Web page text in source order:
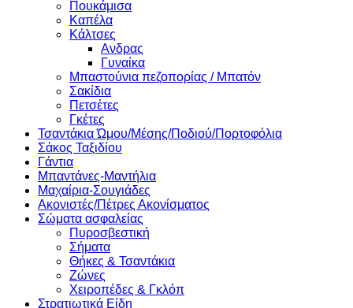
Πουκάμισα
Καπέλα
Κάλτσες
Ανδρας
Γυναίκα
Μπαστούνια πεζοπορίας / Μπατόν
Σακίδια
Πετσέτες
Γκέτες
Τσαντάκια Ώμου/Μέσης/Ποδιού/Πορτοφόλια
Σάκος Ταξιδίου
Γάντια
Μπαντάνες-Μαντήλια
Μαχαίρια-Σουγιάδες
Ακονιστές/Πέτρες Ακονίσματος
Σώματα ασφαλείας
Πυροσβεστική
Σήματα
Θήκες & Τσαντάκια
Ζώνες
Χειροπέδες & Γκλόπ
Στρατιωτικά Είδη